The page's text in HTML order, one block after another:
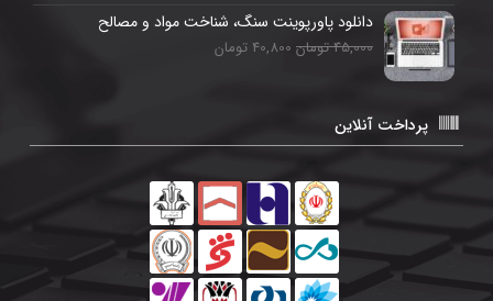
دانلود پاورپوینت سنگ، شناخت مواد و مصالح
45,000 تومان 40,800 تومان
پرداخت آنلاین